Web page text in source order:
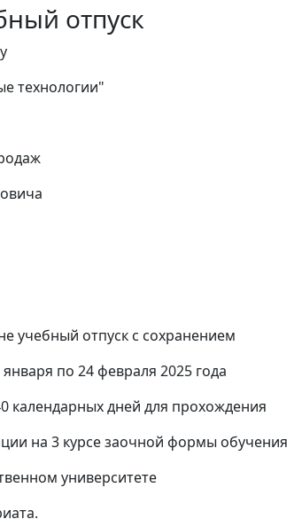
отпуск
отпуск с сохранением
по 24 февраля 2025 года
дней для прохождения
3 курсе заочной формы обучения
университете